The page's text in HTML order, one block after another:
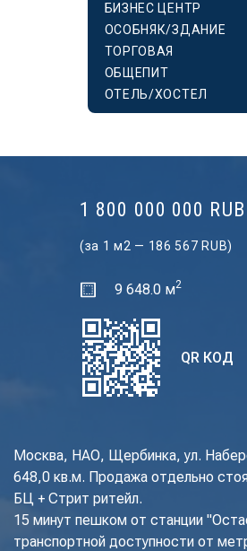
БИЗНЕС ЦЕНТР
ОСОБНЯК/ЗДАНИЕ
ТОРГОВАЯ
ОБЩЕПИТ
ОТЕЛЬ/ХОСТЕЛ
1 800 000 000
(за 1 м2 — 186 567 RUB)
9 648.0 м2
QR КОД
Москва, НАО, Щербинка, ул.
648,0 кв.м. Продажа отдельно
БЦ + Стрит ритейл.
15 минут пешком от станции
транспортной доступности от